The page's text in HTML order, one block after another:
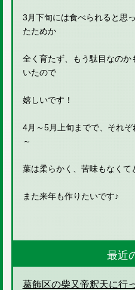
3月下旬には食べられると思
たためか
全く育たず、もう駄目なの
いたので
嬉しいです！
4月～5月上旬までで、それ
～
葉は柔らかく、苦味もなくて
また来年も作りたいです♪
最近
葛飾区の柴又帝釈天に行